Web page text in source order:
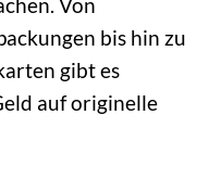
bis hin zu
gibt es
auf originelle